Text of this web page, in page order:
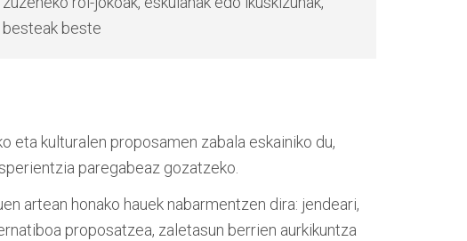
besteak beste
eta kulturalen proposamen zabala eskainiko du,
paregabeaz gozatzeko.
artean honako hauek nabarmentzen dira: jendeari,
proposatzea, zaletasun berrien aurkikuntza